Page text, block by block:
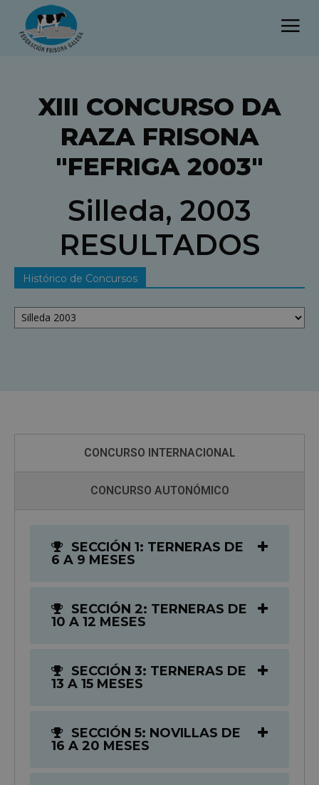
XIII CONCURSO DA
RAZA FRISONA
"FEFRIGA 2003"
Silleda, 2003
RESULTADOS
Histórico de Concursos
Histórico
de
CONCURSO INTERNACIONAL
CONCURSO AUTONÓMICO
SECCIÓN 1: TERNERAS DE
6 A 9 MESES
SECCIÓN 2: TERNERAS DE
10 A 12 MESES
SECCIÓN 3: TERNERAS DE
13 A 15 MESES
SECCIÓN 5: NOVILLAS DE
16 A 20 MESES